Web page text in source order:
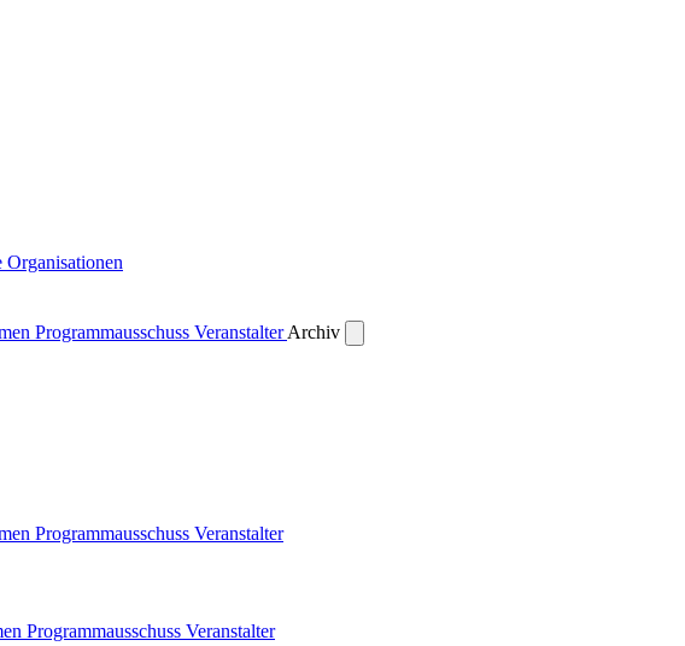
Programmausschuss VeranstalterArchiv
Programmausschuss Veranstalter
Programmausschuss Veranstalter